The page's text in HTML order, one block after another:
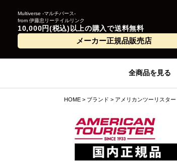
Multiverse -マルチバース-
from 伊藤忠リーテイルリンク
10,000円(税込)以上の購入で送料無料
メーカー正規品販売店
全商品を見る
HOME ブランド アメリカンツーリスタ